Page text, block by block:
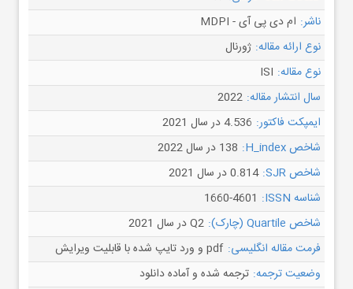
ناشر: ام دی پی آی - MDPI
نوع ارائه مقاله: ژورنال
نوع مقاله: ISI
سال انتشار مقاله: 2022
ایمپکت فاکتور: 4.536 در سال 2021
شاخص H_index:
138 در سال 2022
شاخص SJR:
0.814 در سال 2021
شناسه ISSN:
1660-4601
شاخص Quartile (چارک):
Q2 در سال 2021
فرمت مقاله انگلیسی: pdf و ورد تایپ شده با قابلیت ویرایش
وضعیت ترجمه: ترجمه شده و آماده دانلود